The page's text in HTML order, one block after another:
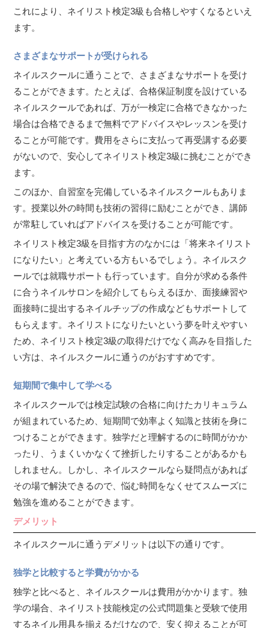
これにより、ネイリスト検定3級も合格しやすくなるといえ
ます。
さまざまなサポートが受けられる
ネイルスクールに通うことで、さまざまなサポートを受け
ることができます。たとえば、合格保証制度を設けている
ネイルスクールであれば、万が一検定に合格できなかった
場合は合格できるまで無料でアドバイスやレッスンを受け
ることが可能です。費用をさらに支払って再受講する必要
がないので、安心してネイリスト検定3級に挑むことができ
ます。
このほか、自習室を完備しているネイルスクールもありま
す。授業以外の時間も技術の習得に励むことができ、講師
が常駐していればアドバイスを受けることが可能です。
ネイリスト検定3級を目指す方のなかには「将来ネイリスト
になりたい」と考えている方もいるでしょう。ネイルスク
ールでは就職サポートも行っています。自分が求める条件
に合うネイルサロンを紹介してもらえるほか、面接練習や
面接時に提出するネイルチップの作成などもサポートして
もらえます。ネイリストになりたいという夢を叶えやすい
ため、ネイリスト検定3級の取得だけでなく高みを目指した
い方は、ネイルスクールに通うのがおすすめです。
短期間で集中して学べる
ネイルスクールでは検定試験の合格に向けたカリキュラム
が組まれているため、短期間で効率よく知識と技術を身に
つけることができます。独学だと理解するのに時間がかか
ったり、うまくいかなくて挫折したりすることがあるかも
しれません。しかし、ネイルスクールなら疑問点があれば
その場で解決できるので、悩む時間をなくせてスムーズに
勉強を進めることができます。
デメリット
ネイルスクールに通うデメリットは以下の通りです。
独学と比較すると学費がかかる
独学と比べると、ネイルスクールは費用がかかります。独
学の場合、ネイリスト技能検定の公式問題集と受験で使用
するネイル用具を揃えるだけなので、安く抑えることが可